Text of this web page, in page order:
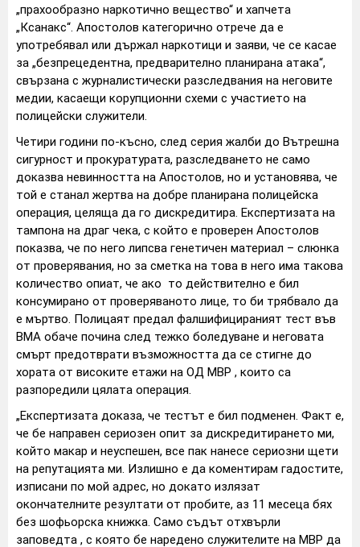
„прахообразно наркотично вещество“ и хапчета
„Ксанакс“. Апостолов категорично отрече да е
употребявал или държал наркотици и заяви, че се касае
за „безпрецедентна, предварително планирана атака“,
свързана с журналистически разследвания на неговите
медии, касаещи корупционни схеми с участието на
полицейски служители.
Четири години по-късно, след серия жалби до Вътрешна
сигурност и прокуратурата, разследването не само
доказва невинността на Апостолов, но и установява, че
той е станал жертва на добре планирана полицейска
операция, целяща да го дискредитира. Експертизата на
тампона на драг чека, с който е проверен Апостолов
показва, че по него липсва генетичен материал – слюнка
от проверявания, но за сметка на това в него има такова
количество опиат, че ако то действително е бил
консумирано от проверяваното лице, то би трябвало да
е мъртво. Полицаят предал фалшифицираният тест във
ВМА обаче почина след тежко боледуване и неговата
смърт предотврати възможността да се стигне до
хората от високите етажи на ОД МВР , които са
разпоредили цялата операция.
„Експертизата доказа, че тестът е бил подменен. Факт е,
че бе направен сериозен опит за дискредитирането ми,
който макар и неуспешен, все пак нанесе сериозни щети
на репутацията ми. Излишно е да коментирам гадостите,
изписани по мой адрес, но докато излязат
окончателните резултати от пробите, аз 11 месеца бях
без шофьорска книжка. Само съдът отхвърли
заповедта , с която бе наредено служителите на МВР да